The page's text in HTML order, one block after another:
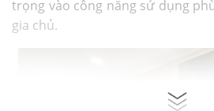
trọng vào công năng sử dụng
gia chủ.